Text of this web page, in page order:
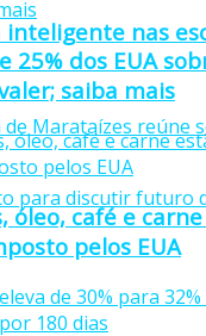
inteligente nas
25% dos EUA
saiba mais
óleo, café e
pelos EUA